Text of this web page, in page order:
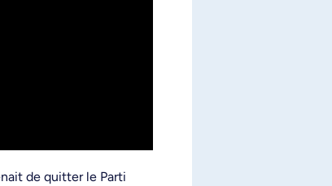
de quitter le Parti